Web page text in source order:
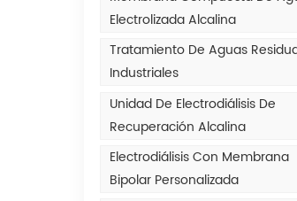
Electrolizada Alcalina
Tratamiento De Aguas
Industriales
Unidad De Electrodiálisis De
Recuperación Alcalina
Electrodiálisis Con Membrana
Bipolar Personalizada